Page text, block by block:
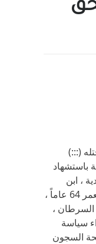
(:::)
باستشهاد
، ابن
مدينة خليل الرحمن ، البالغ من العمر 64 عاماً ،
،
سياسة
السجون